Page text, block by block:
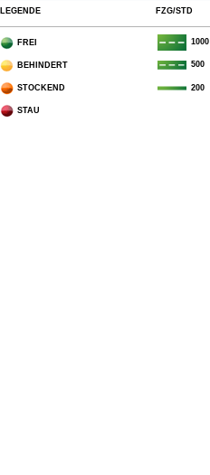
LEGENDE FZG/STD
FREI 1000
BEHINDERT 500
STOCKEND 200
STAU